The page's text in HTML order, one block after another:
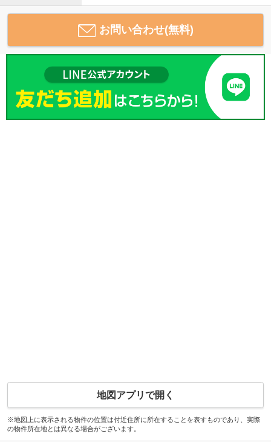
お問い合わせ(無料)
地図アプリで開く
※地図上に表示される物件の位置は付近住所に所在することを表すものであり、実際
の物件所在地とは異なる場合がございます。